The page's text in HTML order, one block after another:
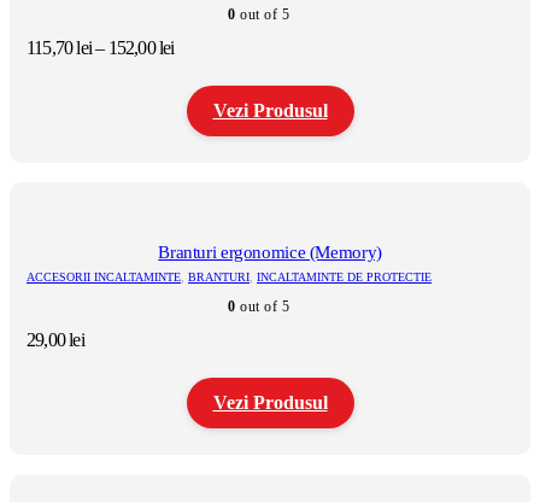
0 out of 5
115,70lei– 152,00leiInterval
prețuri:
115,70 lei
până
Vezi Produsul
variații.
Opțiunile
fi
alese
Branturi ergonomice (Memory)
ACCESORII INCALTAMINTE, BRANTURI, INCALTAMINTE DE PROTECTIE
0 out of 5
29,00lei
Vezi Produsul